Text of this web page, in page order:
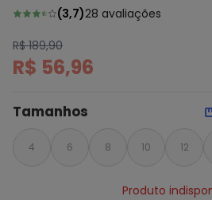
(3,7)28 avaliações
R$ 189,90
R$ 56,96
Tamanhos
4 6 8 10 12
Produto